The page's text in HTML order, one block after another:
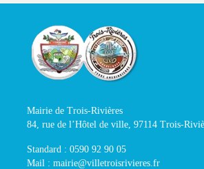
Mairie de Trois-Rivières
84, rue de l’Hôtel de ville, 97114 Trois-
Standard : 0590 92 90 05
Mail : mairie@villetroisrivieres.fr